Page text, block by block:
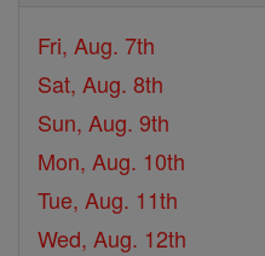
Fri, Aug. 7th
Sat, Aug. 8th
Sun, Aug. 9th
Mon, Aug. 10th
Tue, Aug. 11th
Wed, Aug. 12th